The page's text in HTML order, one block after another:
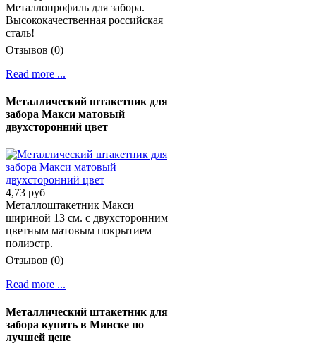
Металлопрофиль для забора.
Высококачественная российская
сталь!
Отзывов (0)
Read more ...
Металлический штакетник для
забора Макси матовый
двухсторонний цвет
4,73 руб
Металлоштакетник Макси
шириной 13 см. с двухсторонним
цветным матовым покрытием
полиэстр.
Отзывов (0)
Read more ...
Металлический штакетник для
забора купить в Минске по
лучшей цене